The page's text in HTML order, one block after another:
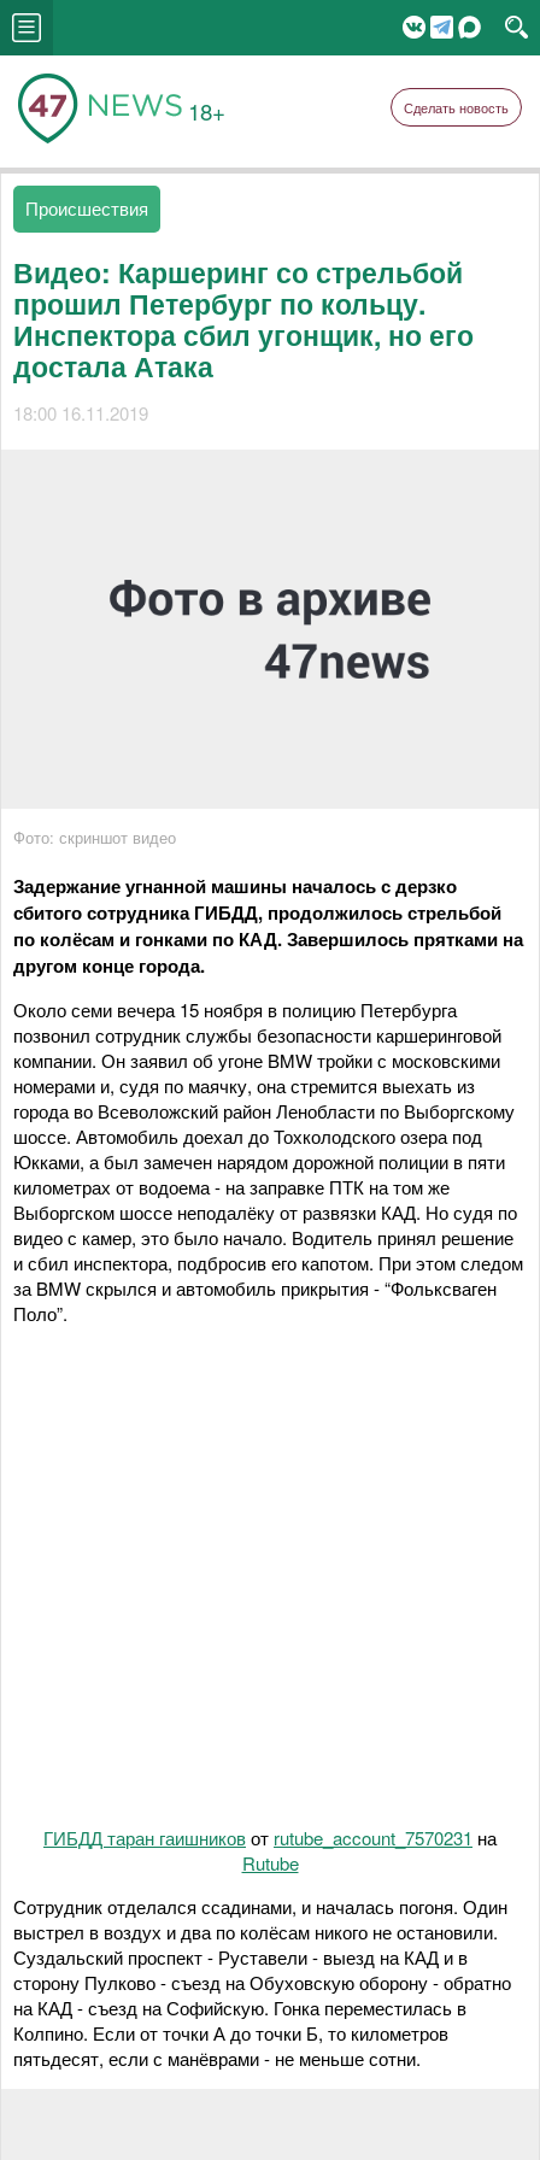
18+ Сделать новость
Происшествия
Видео: Каршеринг со стрельбой
прошил Петербург по кольцу.
Инспектора сбил угонщик, но его
достала Атака
18:00 16.11.2019
Фото: скриншот видео
Задержание угнанной машины началось с дерзко
сбитого сотрудника ГИБДД, продолжилось стрельбой
по колёсам и гонками по КАД. Завершилось прятками на
другом конце города.
Около семи вечера 15 ноября в полицию Петербурга
позвонил сотрудник службы безопасности каршеринговой
компании. Он заявил об угоне BMW тройки с московскими
номерами и, судя по маячку, она стремится выехать из
города во Всеволожский район Ленобласти по Выборгскому
шоссе. Автомобиль доехал до Тохколодского озера под
Юкками, а был замечен нарядом дорожной полиции в пяти
километрах от водоема - на заправке ПТК на том же
Выборгском шоссе неподалёку от развязки КАД. Но судя по
видео с камер, это было начало. Водитель принял решение
и сбил инспектора, подбросив его капотом. При этом следом
за BMW скрылся и автомобиль прикрытия - “Фольксваген
Поло”.
ГИБДД таран гаишниковот rutube_account_7570231 на
Rutube
Сотрудник отделался ссадинами, и началась погоня. Один
выстрел в воздух и два по колёсам никого не остановили.
Суздальский проспект - Руставели - выезд на КАД и в
сторону Пулково - съезд на Обуховскую оборону - обратно
на КАД - съезд на Софийскую. Гонка переместилась в
Колпино. Если от точки А до точки Б, то километров
пятьдесят, если с манёврами - не меньше сотни.